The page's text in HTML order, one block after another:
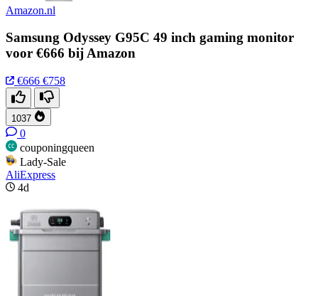
Amazon.nl
Samsung Odyssey G95C 49 inch gaming monitor
voor €666 bij Amazon
€666 €758
1037
0
couponingqueen
Lady-Sale
AliExpress
4d